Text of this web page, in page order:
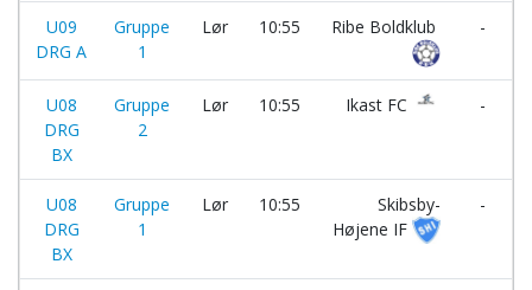
U09
DRG A
Gruppe
1
Lør 10:55 Ribe Boldklub -
U08
DRG
BX
Gruppe
2
Lør 10:55 Ikast FC -
U08
DRG
BX
Gruppe
1
Lør 10:55
Skibsby-
Højene IF
-